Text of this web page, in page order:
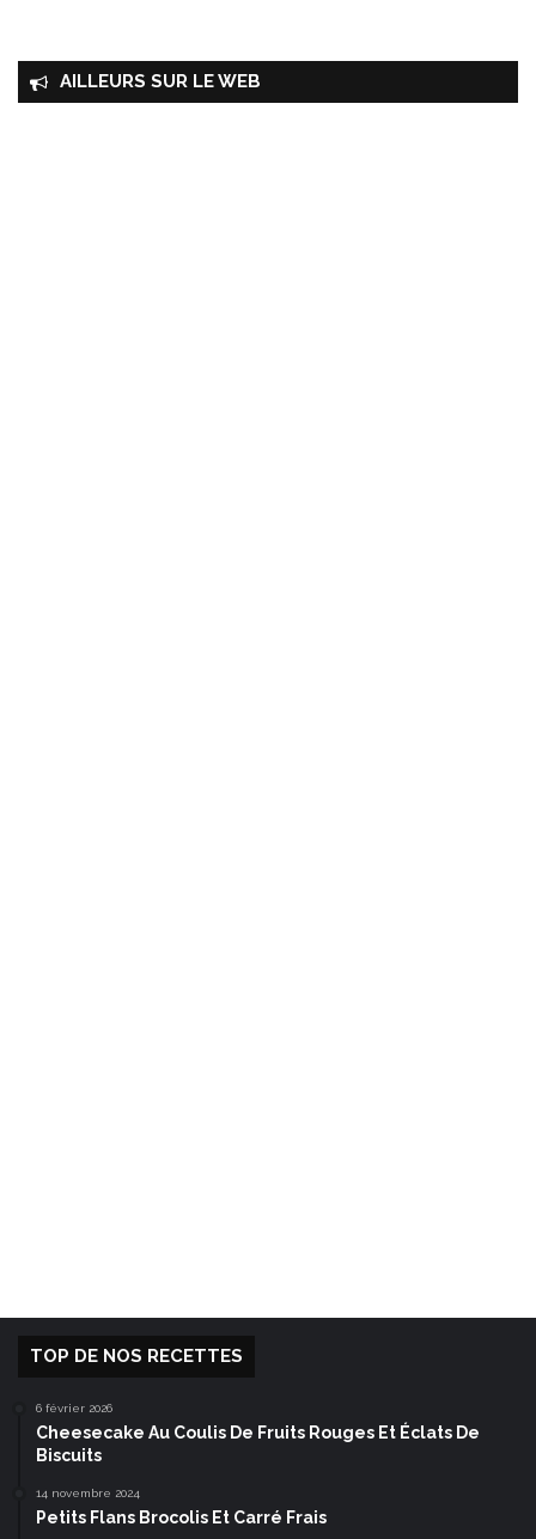
AILLEURS SUR LE WEB
TOP DE NOS RECETTES
6 février 2026
Cheesecake Au Coulis De Fruits Rouges Et Éclats De
Biscuits
14 novembre 2024
Petits Flans Brocolis Et Carré Frais